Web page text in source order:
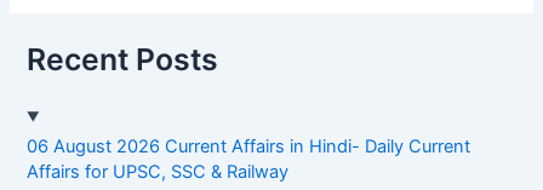
Recent Posts
06 August 2026 Current Affairs in Hindi- Daily Current
Affairs for UPSC, SSC & Railway